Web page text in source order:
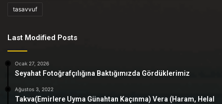
tasavvuf
Last Modified Posts
Ocak 27, 2026
Seyahat Fotoğrafçılığına Baktığımızda Gördüklerimiz
Ağustos 3, 2022
Takva(Emirlere Uyma Günahtan Kaçınma) Vera (Haram, Helal